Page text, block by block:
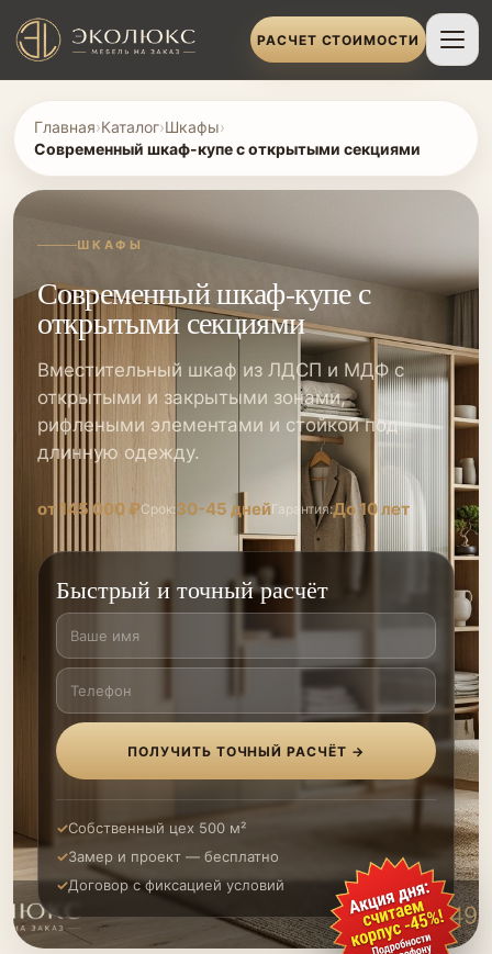
РАСЧЕТ СТОИМОСТИ
Главная›Каталог›Шкафы›
Современный шкаф-купе с открытыми секциями
ШКАФЫ
Современный шкаф-купе с
открытыми секциями
Вместительный шкаф из ЛДСП и МДФ с
открытыми и закрытыми зонами,
рифлеными элементами и стойкой под
длинную одежду.
от 145 000 ₽Срок:30-45 днейГарантия:До 10 лет
Быстрый и точный расчёт
ПОЛУЧИТЬ ТОЧНЫЙ РАСЧЁТ →
Собственный цех 500 м²
Замер и проект — бесплатно
Договор с фиксацией условий